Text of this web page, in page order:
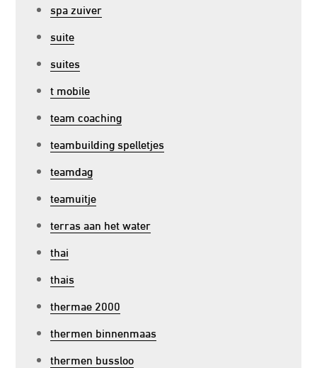
spa zuiver
suite
suites
t mobile
team coaching
teambuilding spelletjes
teamdag
teamuitje
terras aan het water
thai
thais
thermae 2000
thermen binnenmaas
thermen bussloo